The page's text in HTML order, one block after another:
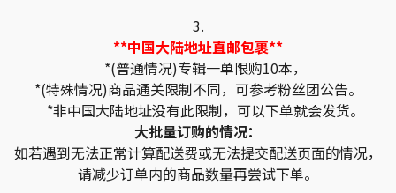
3.
**中国大陆地址直邮包裹**
*(普通情况)专辑一单限购10本，
*(特殊情况)商品通关限制不同，可参考粉丝团公告。
*非中国大陆地址没有此限制，可以下单就会发货。
大批量订购的情况：
如若遇到无法正常计算配送费或无法提交配送页面的情况，
请减少订单内的商品数量再尝试下单。